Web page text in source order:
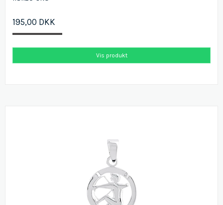
195,00 DKK
Vis produkt